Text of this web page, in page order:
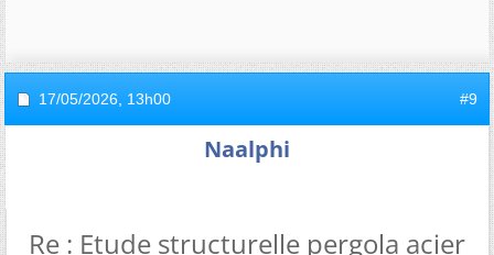
17/05/2026, 13h00 #9
Naalphi
Re : Etude structurelle pergola acier